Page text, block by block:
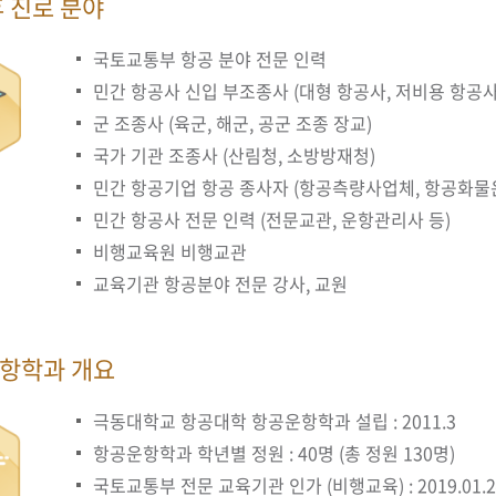
국토교통부 항공 분야 전문 인력
민간 항공사 신입 부조종사 (대형 항공사, 저비용 항공
군 조종사 (육군, 해군, 공군 조종 장교)
국가 기관 조종사 (산림청, 소방방재청)
민간 항공기업 항공 종사자 (항공측량사업체, 항공화
민간 항공사 전문 인력 (전문교관, 운항관리사 등)
비행교육원 비행교관
교육기관 항공분야 전문 강사, 교원
학과 개요
극동대학교 항공대학 항공운항학과 설립 : 2011.3
항공운항학과 학년별 정원 : 40명 (총 정원 130명)
국토교통부 전문 교육기관 인가 (비행교육) :